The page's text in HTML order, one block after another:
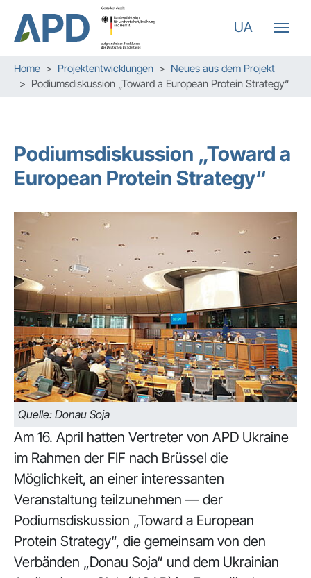
Zum Hauptinhalt springen
Skip to page footer
UA
Sie sind hier:
Home Projektentwicklungen
Neues aus dem Projekt
Podiumsdiskussion „Toward a European Protein Strategy“
Podiumsdiskussion „Toward a
European Protein Strategy“
Quelle: Donau Soja
Am 16. April hatten Vertreter von APD Ukraine
im Rahmen der FIF nach Brüssel die
Möglichkeit, an einer interessanten
Veranstaltung teilzunehmen — der
Podiumsdiskussion „Toward a European
Protein Strategy“, die gemeinsam von den
Verbänden „Donau Soja“ und dem Ukrainian